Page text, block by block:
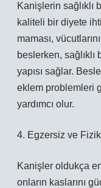
Kanişlerin sağlıklı
kaliteli bir diyete
maması,
beslerken, sağlıklı
yapısı sağlar.
eklem problemleri
yardımcı olur.
4. Egzersiz ve
Kanişler oldukça
onların kaslarını